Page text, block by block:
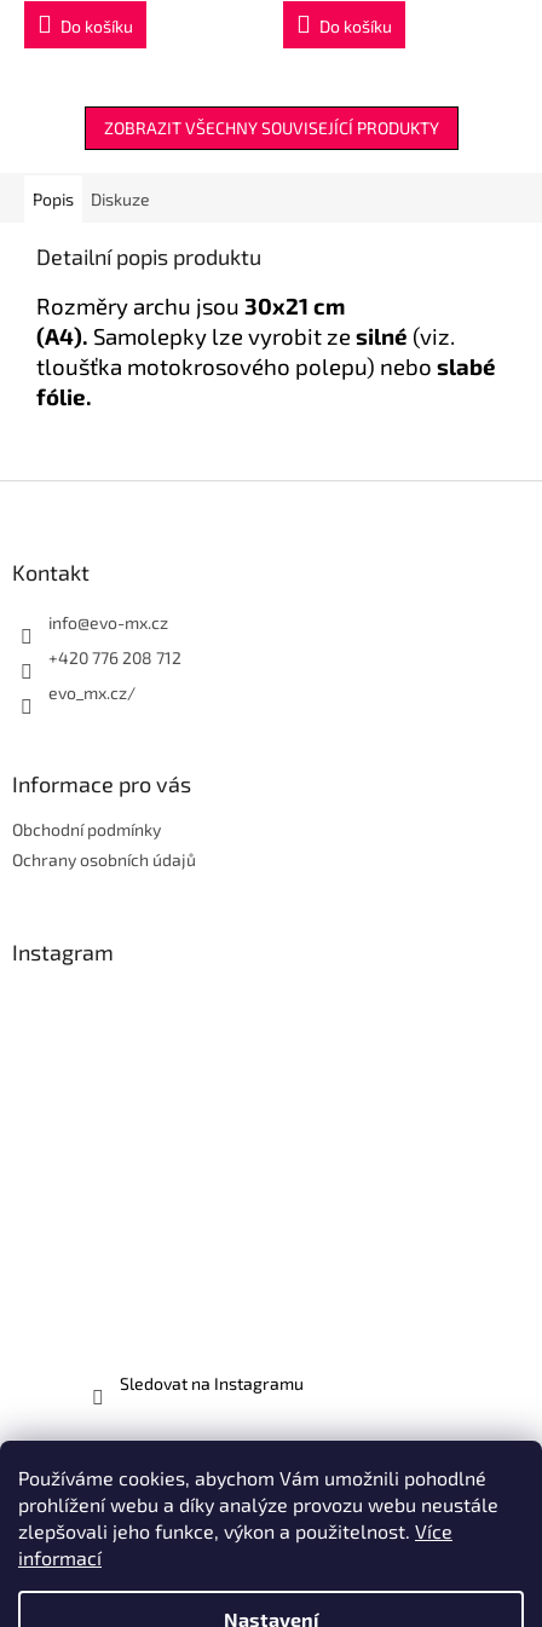
Používáme cookies, abychom Vám umožnili pohodlné
prohlížení webu a díky analýze provozu webu neustále
zlepšovali jeho funkce, výkon a použitelnost. Více
informací
Nastavení
Do košíku Do košíku
ZOBRAZIT VŠECHNY SOUVISEJÍCÍ PRODUKTY
Popis Diskuze
Detailní popis produktu
Rozměry archu jsou 30x21 cm
(A4). Samolepky lze vyrobit ze silné (viz.
tloušťka motokrosového polepu) nebo slabé
fólie.
Kontakt
info@evo-mx.cz
+420 776 208 712
evo_mx.cz/
Informace pro vás
Obchodní podmínky
Ochrany osobních údajů
Instagram
Sledovat na Instagramu